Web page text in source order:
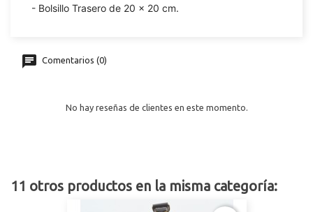
- Bolsillo Trasero de 20 x 20 cm.
Comentarios (0)
No hay reseñas de clientes en este momento.
11 otros productos en la misma categoría: